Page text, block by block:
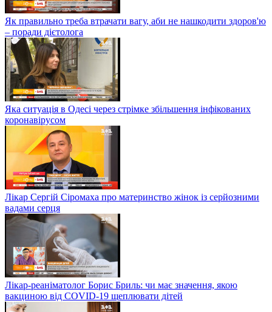
Як правильно треба втрачати вагу, аби не нашкодити здоров'ю
– поради дієтолога
Яка ситуація в Одесі через стрімке збільшення інфікованих
коронавірусом
Лікар Сергій Сіромаха про материнство жінок із серйозними
вадами серця
Лікар-реаніматолог Борис Бриль: чи має значення, якою
вакциною від COVID-19 щеплювати дітей